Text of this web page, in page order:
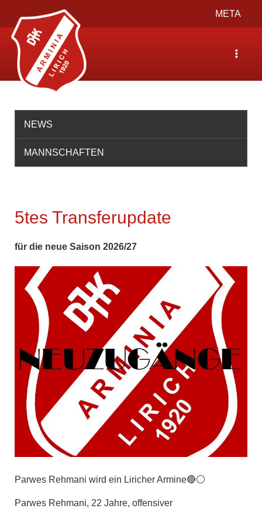
Toggle
navigation
META
Toggle
NEWS
MANNSCHAFTEN
5tes Transferupdate
für die neue Saison 2026/27
Parwes Rehmani wird ein Liricher Armine🔴⚪️
Parwes Rehmani, 22 Jahre, offensiver